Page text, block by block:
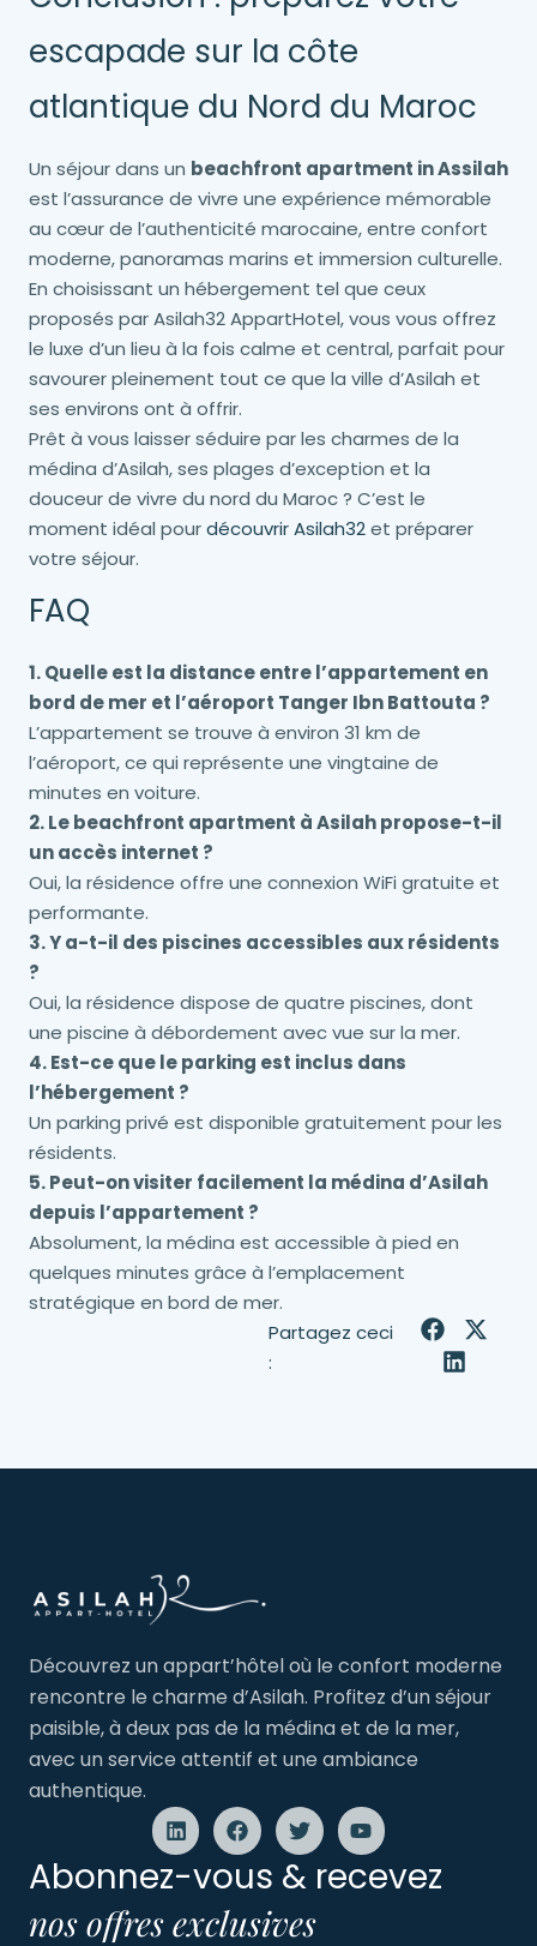
escapade sur la côte
atlantique du Nord du Maroc
Un séjour dans un beachfront apartment in Assilah
est l’assurance de vivre une expérience mémorable
au cœur de l’authenticité marocaine, entre confort
moderne, panoramas marins et immersion culturelle.
En choisissant un hébergement tel que ceux
proposés par Asilah32 AppartHotel, vous vous offrez
le luxe d’un lieu à la fois calme et central, parfait pour
savourer pleinement tout ce que la ville d’Asilah et
ses environs ont à offrir.
Prêt à vous laisser séduire par les charmes de la
médina d’Asilah, ses plages d’exception et la
douceur de vivre du nord du Maroc ? C’est le
moment idéal pourdécouvrir Asilah32et préparer
votre séjour.
FAQ
1. Quelle est la distance entre l’appartement en
bord de mer et l’aéroport Tanger Ibn Battouta ?
L’appartement se trouve à environ 31 km de
l’aéroport, ce qui représente une vingtaine de
minutes en voiture.
2. Le beachfront apartment à Asilah propose-t-il
un accès internet ?
Oui, la résidence offre une connexion WiFi gratuite et
performante.
3. Y a-t-il des piscines accessibles aux résidents
?
Oui, la résidence dispose de quatre piscines, dont
une piscine à débordement avec vue sur la mer.
4. Est-ce que le parking est inclus dans
l’hébergement ?
Un parking privé est disponible gratuitement pour les
résidents.
5. Peut-on visiter facilement la médina d’Asilah
depuis l’appartement ?
Absolument, la médina est accessible à pied en
quelques minutes grâce à l’emplacement
stratégique en bord de mer.
Partagez ceci
:
Découvrez un appart’hôtel où le confort moderne
rencontre le charme d’Asilah. Profitez d’un séjour
paisible, à deux pas de la médina et de la mer,
avec un service attentif et une ambiance
authentique.
Abonnez-vous & recevez
nos offres exclusives